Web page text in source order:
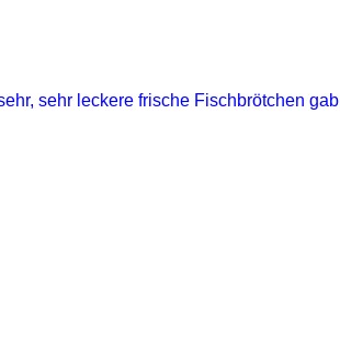
sehr leckere frische Fischbrötchen gab